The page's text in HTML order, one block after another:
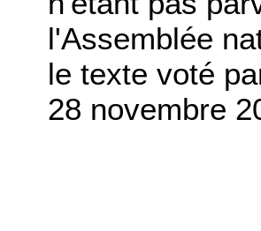
l'Assemblée
le texte voté
28 novembre